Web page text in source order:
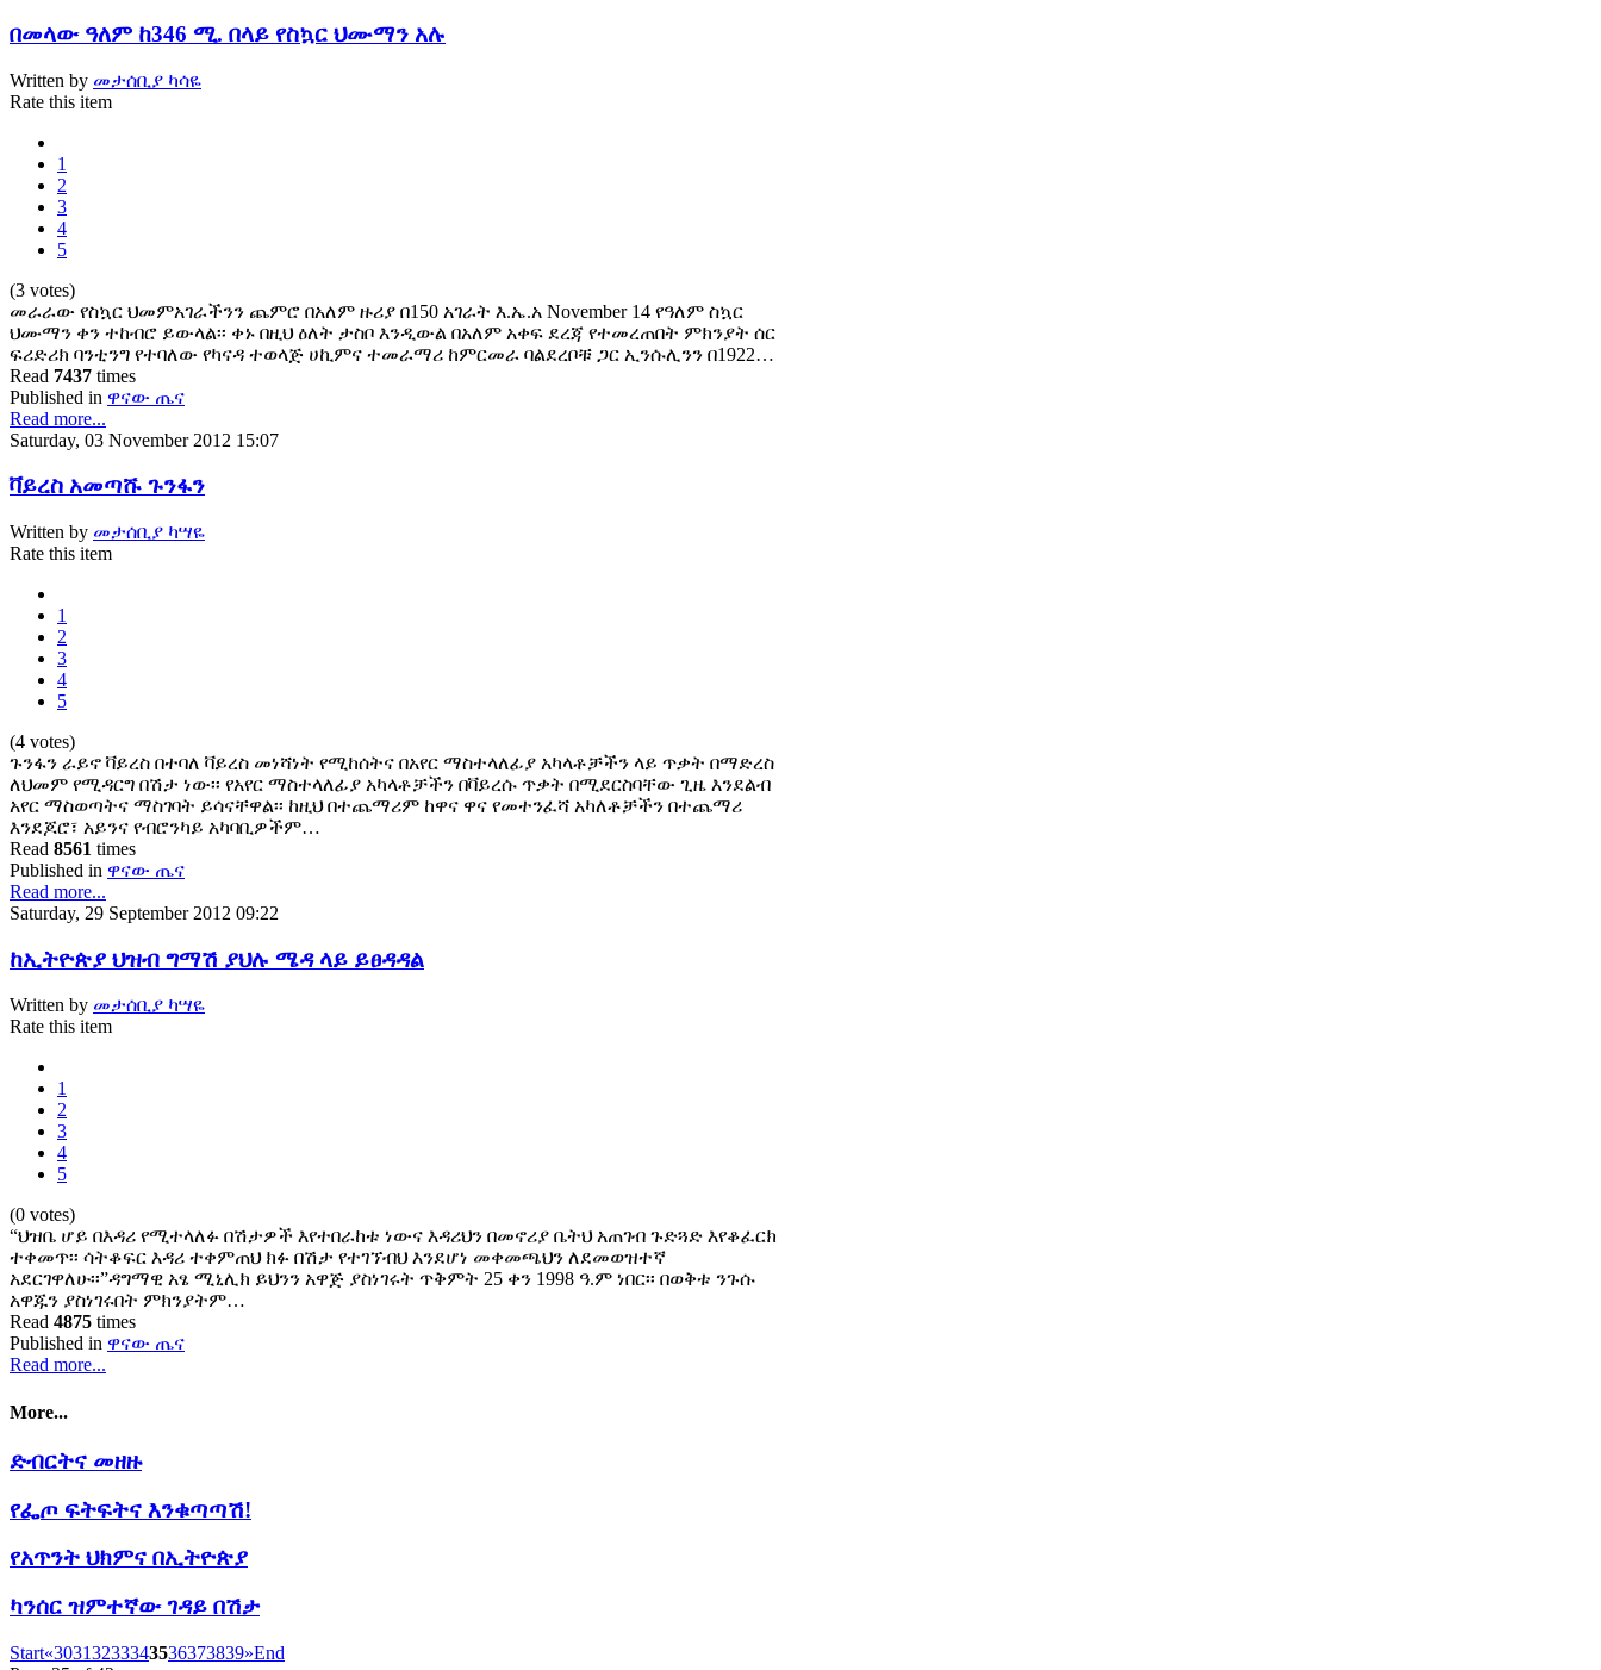
በመላው ዓለም ከ346 ሚ. በላይ የስኳር ህሙማን አሉ
Written by መታሰቢያ ካሳዬ
Rate this item
1
2
3
4
5
(3 votes)
መራራው የስኳር ህመምአገራችንን ጨምሮ በአለም ዙሪያ በ150 አገራት እ.ኤ.አ November 14 የዓለም ስኳር
ህሙማን ቀን ተከብሮ ይውላል፡፡ ቀኑ በዚህ ዕለት ታስቦ እንዲውል በአለም አቀፍ ደረጃ የተመረጠበት ምክንያት ሰር
ፍሪድሪክ ባንቲንግ የተባለው የካናዳ ተወላጅ ሀኪምና ተመራማሪ ከምርመራ ባልደረቦቹ ጋር ኢንሱሊንን በ1922…
Read 7437 times
Published in ዋናው ጤና
Read more...
Saturday, 03 November 2012 15:07
ቫይረስ አመጣሹ ጉንፋን
Written by መታሰቢያ ካሣዬ
Rate this item
1
2
3
4
5
(4 votes)
ጉንፋን ራይኖ ቫይረስ በተባለ ቫይረስ መነሻነት የሚከሰትና በአየር ማስተላለፊያ አካላቶቻችን ላይ ጥቃት በማድረስ
ለህመም የሚዳርግ በሽታ ነው፡፡ የአየር ማስተላለፊያ አካላቶቻችን በቫይረሱ ጥቃት በሚደርስባቸው ጊዜ እንደልብ
አየር ማስወጣትና ማስገባት ይሳናቸዋል፡፡ ከዚህ በተጨማሪም ከዋና ዋና የመተንፈሻ አካለቶቻችን በተጨማሪ
እንደጆሮ፣ አይንና የብሮንካይ አካባቢዎችም…
Read 8561 times
Published in ዋናው ጤና
Read more...
Saturday, 29 September 2012 09:22
ከኢትዮጵያ ህዝብ ግማሽ ያህሉ ሜዳ ላይ ይፀዳዳል
Written by መታሰቢያ ካሣዬ
Rate this item
1
2
3
4
5
(0 votes)
“ህዝቤ ሆይ በእዳሪ የሚተላለፉ በሽታዎች እየተበራከቱ ነውና እዳሪህን በመኖሪያ ቤትህ አጠገብ ጉድጓድ እየቆፈርክ
ተቀመጥ፡፡ ሳትቆፍር እዳሪ ተቀምጠህ ክፉ በሽታ የተገኘብህ እንደሆነ መቀመጫህን ለደመወዝተኛ
አደርገዋለሁ፡፡”ዳግማዊ አፄ ሚኒሊክ ይህንን አዋጅ ያስነገሩት ጥቅምት 25 ቀን 1998 ዓ.ም ነበር፡፡ በወቅቱ ንጉሱ
አዋጁን ያስነገሩበት ምክንያትም…
Read 4875 times
Published in ዋናው ጤና
Read more...
More...
ድብርትና መዘዙ
የፌጦ ፍትፍትና እንቁጣጣሽ!
የአጥንት ህክምና በኢትዮጵያ
ካንሰር ዝምተኛው ገዳይ በሽታ
Start«30313233343536373839»End